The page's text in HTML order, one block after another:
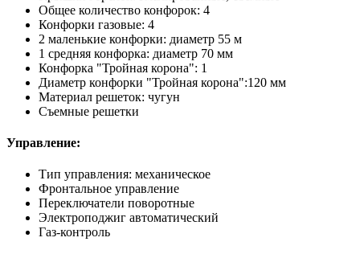
Общее количество конфорок: 4
Конфорки газовые: 4
2 маленькие конфорки: диаметр 55 м
1 средняя конфорка: диаметр 70 мм
Конфорка "Тройная корона": 1
Диаметр конфорки "Тройная корона":120 мм
Материал решеток: чугун
Съемные решетки
Управление:
Тип управления: механическое
Фронтальное управление
Переключатели поворотные
Электроподжиг автоматический
Газ-контроль